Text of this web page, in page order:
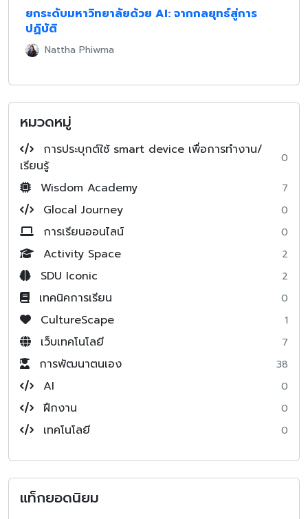
ยกระดับมหาวิทยาลัยด้วย AI: จากกลยุทธ์สู่การ
ปฏิบัติ
Nattha Phiwma
หมวดหมู่
การประบุกต์ใช้ smart device เพื่อการทำงาน/
เรียนรู้
0
Wisdom Academy 7
Glocal Journey 0
การเรียนออนไลน์ 0
Activity Space 2
SDU Iconic 2
เทคนิคการเรียน 0
CultureScape 1
เว็บเทคโนโลยี 7
การพัฒนาตนเอง 38
AI 0
ฝึกงาน 0
เทคโนโลยี 0
แท็กยอดนิยม